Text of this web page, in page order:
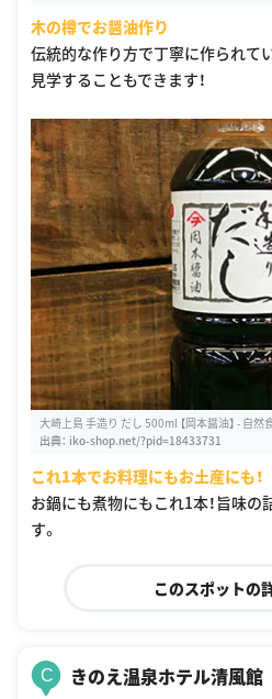
木の樽でお醤油作り
伝統的な作り方で丁寧に作られて
見学することもできます！
大崎上島 手造り だし 500ml 【岡本醤油】 - 自
出典： iko-shop.net/?pid=18433731
これ1本でお料理にもお土産にも！
お鍋にも煮物にもこれ1本！旨味
す。
このスポットの
C きのえ温泉ホテル清風館